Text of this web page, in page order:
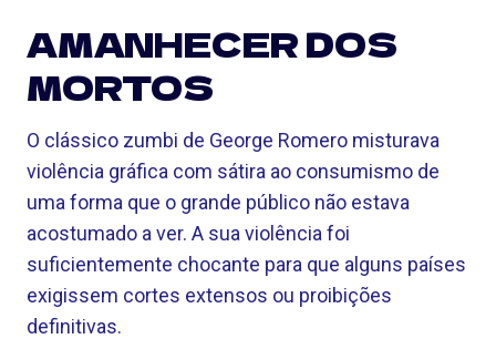
AMANHECER DOS
MORTOS
O clássico zumbi de George Romero misturava
violência gráfica com sátira ao consumismo de
uma forma que o grande público não estava
acostumado a ver. A sua violência foi
suficientemente chocante para que alguns países
exigissem cortes extensos ou proibições
definitivas.